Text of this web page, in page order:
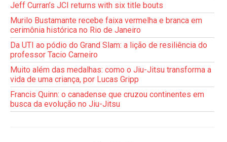
Jeff Curran’s JCI returns with six title bouts
Murilo Bustamante recebe faixa vermelha e branca em
cerimônia histórica no Rio de Janeiro
Da UTI ao pódio do Grand Slam: a lição de resiliência do
professor Tacio Carneiro
Muito além das medalhas: como o Jiu-Jitsu transforma a
vida de uma criança, por Lucas Gripp
Francis Quinn: o canadense que cruzou continentes em
busca da evolução no Jiu-Jitsu